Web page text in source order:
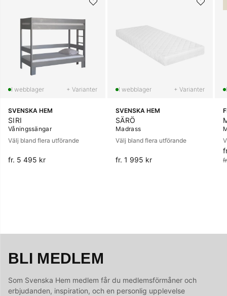
+ Varianter
SVENSKA HEM
SIRI
Våningssängar
Välj bland flera utförande
fr. 5 495 kr
+ Varianter
SVENSKA HEM
SÄRÖ
Madrass
Välj bland flera utförande
fr. 1 995 kr
BLI MEDLEM
Som Svenska Hem medlem får du medlemsförmåner och
erbjudanden, inspiration, och en personlig upplevelse